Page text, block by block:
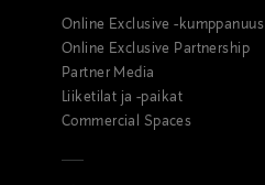
Online Exclusive -kumppanuus
Online Exclusive Partnership
Partner Media
Liiketilat ja -paikat
Commercial Spaces